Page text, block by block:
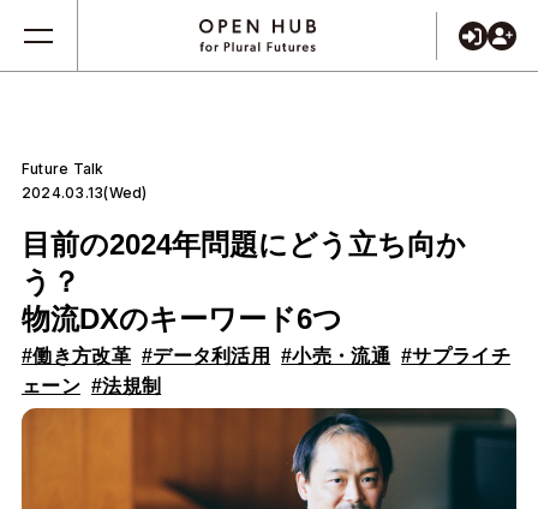
Future Talk
2024.03.13(Wed)
目前の2024年問題にどう立ち向か
う？
物流DXのキーワード6つ
#働き方改革 #データ利活用 #小売・流通 #サプライチ
ェーン #法規制